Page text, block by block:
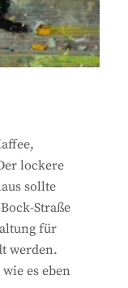
lockere
sollte
Straße
für
werden.
es eben